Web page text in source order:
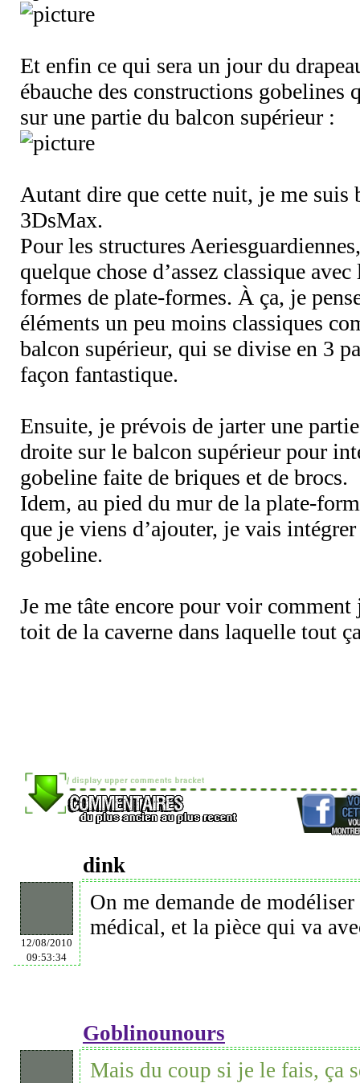
Et enfin ce qui sera un jour du
ébauche des constructions gobelines
sur une partie du balcon supérieur :
Autant dire que cette nuit, je me suis
3DsMax.
Pour les structures
quelque chose d’assez classique
formes de plate-formes. À ça, je
éléments un peu moins classiques
balcon supérieur, qui se divise en 3
façon fantastique.
Ensuite, je prévois de jarter une
droite sur le balcon supérieur pour
gobeline faite de briques et de brocs.
Idem, au pied du mur de la plate-
que je viens d’ajouter, je vais
gobeline.
Je me tâte encore pour voir
toit de la caverne dans laquelle tout
dink
12/08/2010
09:53:34
On me demande de
médical, et la pièce qui va
Goblinounours
Mais du coup si je le fais, ça